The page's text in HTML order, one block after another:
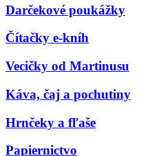
Darčekové poukážky
Čítačky e-kníh
Vecičky od Martinusu
Káva, čaj a pochutiny
Hrnčeky a fľaše
Papiernictvo